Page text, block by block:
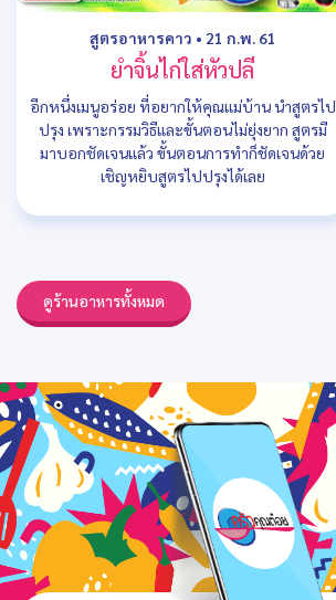
สูตรอาหารคาว • 21 ก.พ. 61
ยำจิ้นไก่ใส่หัวปลี
อีกหนึ่งเมนูอร่อย ที่อยากให้คุณแม่บ้าน นำสูตรไป
ปรุง เพราะกรรมวิธีและขั้นตอนไม่ยุ่งยาก สูตรมี
มาบอกชัดเจนแล้ว ขั้นตอนการทำก็ชัดเจนด้วย
เชิญหยิบสูตรไปปรุงได้เลย
ดูร้านอาหารทั้งหมด